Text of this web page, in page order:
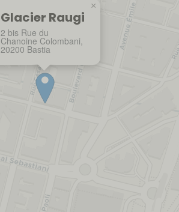
Glacier Raugi
2 bis Rue du
Chanoine Colombani,
20200 Bastia
×